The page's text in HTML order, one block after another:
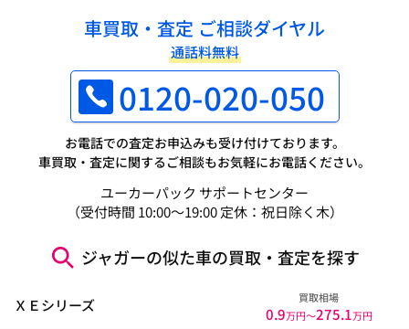
車買取・査定 ご相談ダイヤル
通話料無料
0120-020-050
お電話での査定お申込みも受け付けております。
車買取・査定に関するご相談もお気軽にお電話ください。
ユーカーパック サポートセンター
（受付時間 10:00～19:00 定休：祝日除く木）
ジャガーの似た車の買取・査定を探す
ＸＥシリーズ 買取相場
0.9万円〜275.1万円